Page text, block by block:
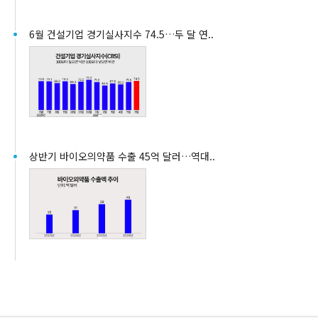
6월 건설기업 경기실사지수 74.5…두 달 연..
상반기 바이오의약품 수출 45억 달러…역대..